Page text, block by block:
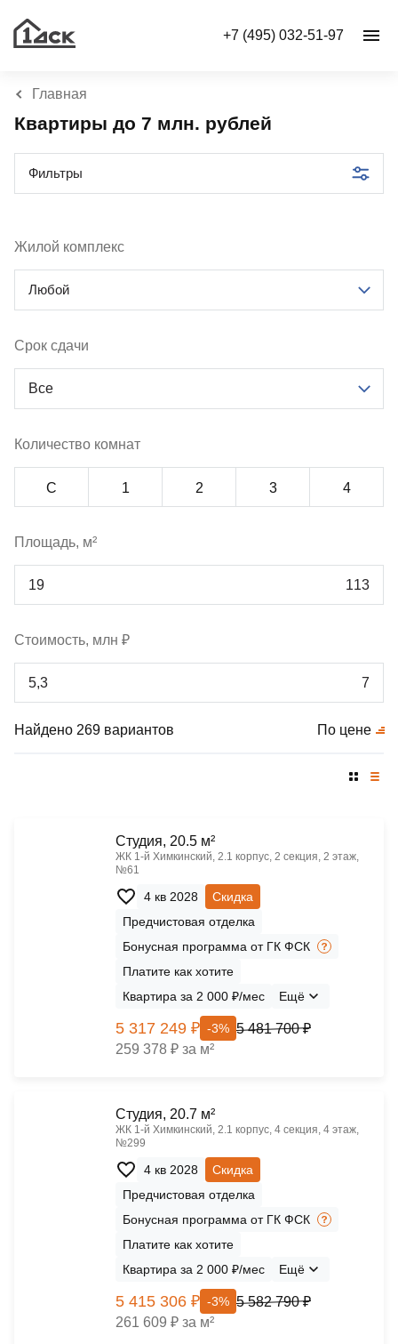
+7 (495) 032-51-97
Главная
Квартиры до 7 млн. рублей
Фильтры
Жилой комплекс
Любой
Срок сдачи
Все
Количество комнат
С 1 2 3 4
Площадь, м²
Стоимость, млн ₽
Найдено 269 вариантов По цене
Cтудия, 20.5 м²
ЖК 1‑й Химкинский, 2.1 корпус, 2 секция, 2 этаж,
№61
4 кв 2028
Скидка
Предчистовая отделка
Бонусная программа от ГК ФСК
Платите как хотите
Квартира за 2 000 ₽/мес
Ещё
5 317 249 ₽ -3% 5 481 700 ₽
259 378 ₽ за м²
Cтудия, 20.7 м²
ЖК 1‑й Химкинский, 2.1 корпус, 4 секция, 4 этаж,
№299
4 кв 2028
Скидка
Предчистовая отделка
Бонусная программа от ГК ФСК
Платите как хотите
Квартира за 2 000 ₽/мес
Ещё
5 415 306 ₽ -3% 5 582 790 ₽
261 609 ₽ за м²